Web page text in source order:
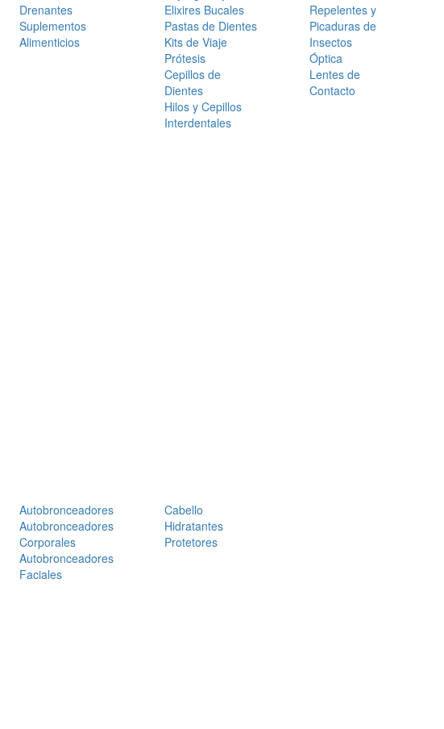
Drenantes
Suplementos
Alimenticios
Elixires Bucales
Pastas de Dientes
Kits de Viaje
Prótesis
Cepillos de
Dientes
Hilos y Cepillos
Interdentales
Repelentes y
Picaduras de
Insectos
Óptica
Lentes de
Contacto
Autobronceadores
Autobronceadores
Corporales
Autobronceadores
Faciales
Cabello
Hidratantes
Protetores